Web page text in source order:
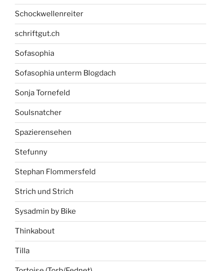
Schockwellenreiter
schriftgut.ch
Sofasophia
Sofasophia unterm Blogdach
Sonja Tornefeld
Soulsnatcher
Spazierensehen
Stefunny
Stephan Flommersfeld
Strich und Strich
Sysadmin by Bike
Thinkabout
Tilla